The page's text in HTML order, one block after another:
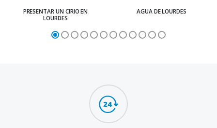
PRESENTAR UN CIRIO EN
LOURDES
AGUA DE LOURDES